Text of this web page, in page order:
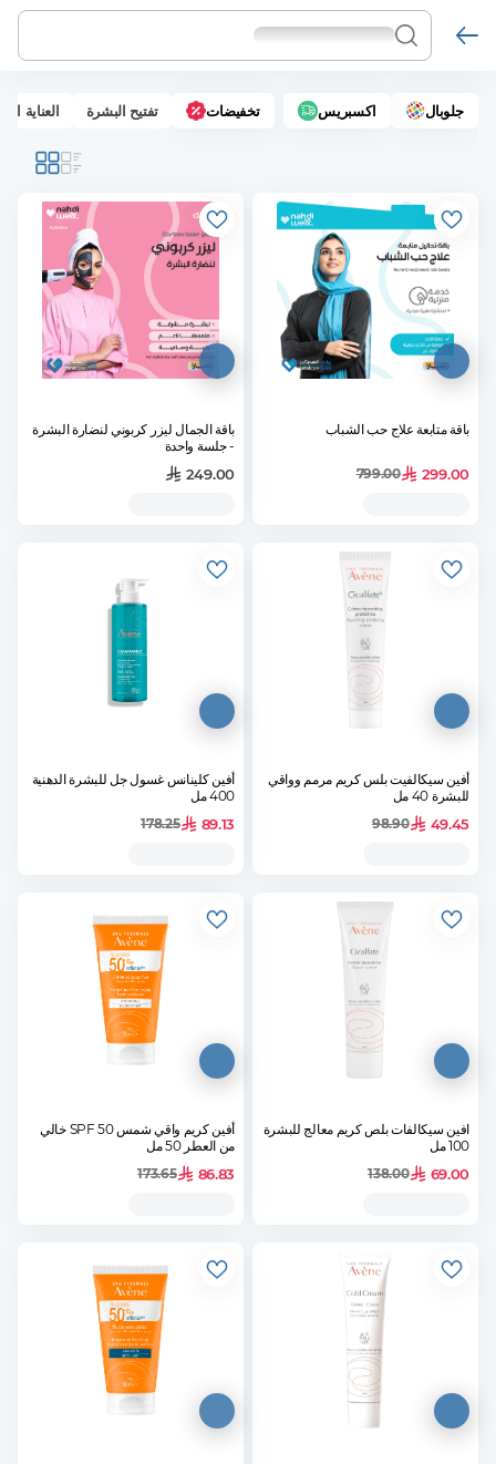
جلوبال اكسبريس تخفيضات تفتيح البشرة العناية
باقة متابعة علاج حب الشباب
299.00
799.00
باقة الجمال ليزر كربوني لنضارة البشرة
- جلسة واحدة
249.00
أفين سيكالفيت بلس كريم مرمم وواقي
للبشرة 40 مل
49.45
98.90
أفين كلينانس غسول جل للبشرة الدهنية
400 مل
89.13
178.25
افين سيكالفات بلص كريم معالج للبشرة
100 مل
69.00
138.00
أفين كريم واقي شمس SPF 50 خالي
من العطر 50 مل
86.83
173.65